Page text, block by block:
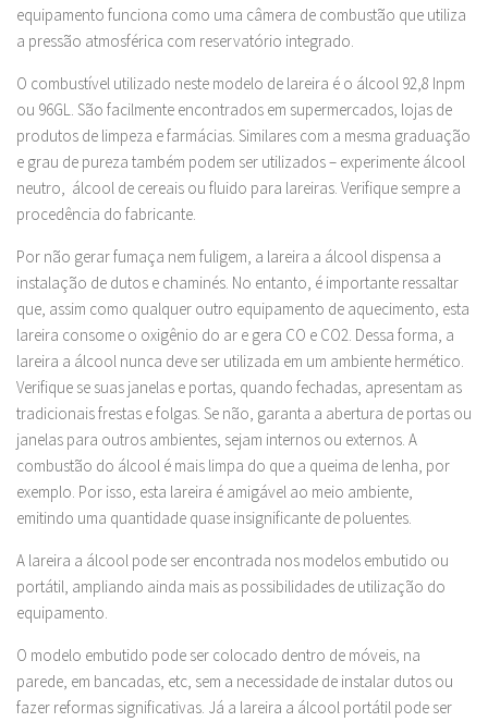
equipamento funciona como uma câmera de combustão que utiliza
a pressão atmosférica com reservatório integrado.
O combustível utilizado neste modelo de lareira é o álcool 92,8 Inpm
ou 96GL. São facilmente encontrados em supermercados, lojas de
produtos de limpeza e farmácias. Similares com a mesma graduação
e grau de pureza também podem ser utilizados – experimente álcool
neutro, álcool de cereais ou fluido para lareiras. Verifique sempre a
procedência do fabricante.
Por não gerar fumaça nem fuligem, a lareira a álcool dispensa a
instalação de dutos e chaminés. No entanto, é importante ressaltar
que, assim como qualquer outro equipamento de aquecimento, esta
lareira consome o oxigênio do ar e gera CO e CO2. Dessa forma, a
lareira a álcool nunca deve ser utilizada em um ambiente hermético.
Verifique se suas janelas e portas, quando fechadas, apresentam as
tradicionais frestas e folgas. Se não, garanta a abertura de portas ou
janelas para outros ambientes, sejam internos ou externos. A
combustão do álcool é mais limpa do que a queima de lenha, por
exemplo. Por isso, esta lareira é amigável ao meio ambiente,
emitindo uma quantidade quase insignificante de poluentes.
A lareira a álcool pode ser encontrada nos modelos embutido ou
portátil, ampliando ainda mais as possibilidades de utilização do
equipamento.
O modelo embutido pode ser colocado dentro de móveis, na
parede, em bancadas, etc, sem a necessidade de instalar dutos ou
fazer reformas significativas. Já a lareira a álcool portátil pode ser